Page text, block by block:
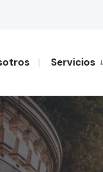
Servicios